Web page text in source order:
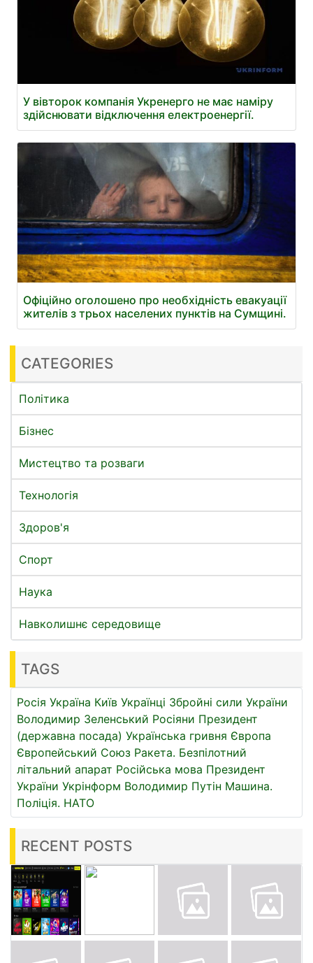
У вівторок компанія Укренерго не має наміру
здійснювати відключення електроенергії.
Офіційно оголошено про необхідність евакуації
жителів з трьох населених пунктів на Сумщині.
CATEGORIES
Політика
Бізнес
Мистецтво та розваги
Технологія
Здоров'я
Спорт
Наука
Навколишнє середовище
TAGS
Росія Україна Київ Українці Збройні сили України
Володимир Зеленський Росіяни Президент
(державна посада) Українська гривня Європа
Європейський Союз Ракета. Безпілотний
літальний апарат Російська мова Президент
України Укрінформ Володимир Путін Машина.
Поліція. НАТО
RECENT POSTS